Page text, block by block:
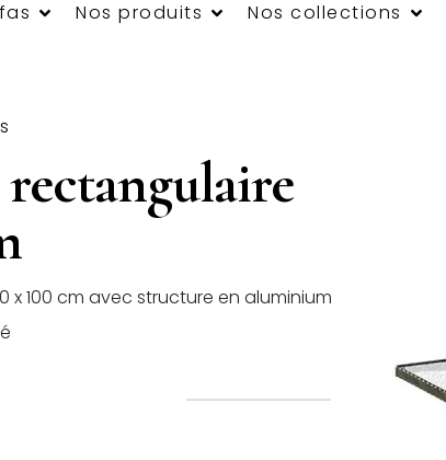
Nos produits Nos collections
x 100 cm avec structure en aluminium